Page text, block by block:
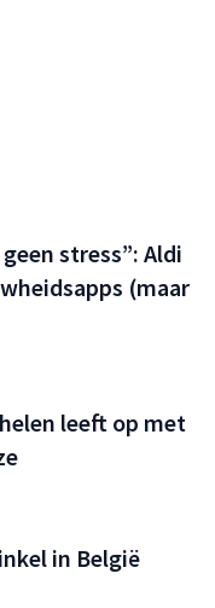
stress”: Aldi
(maar
leeft op met
in België